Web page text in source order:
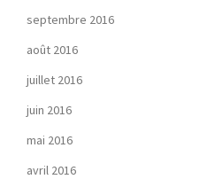
septembre 2016
août 2016
juillet 2016
juin 2016
mai 2016
avril 2016